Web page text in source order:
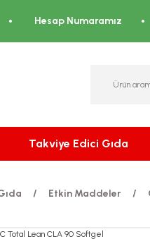
Hesap Numaramız
Takviye Edici Gıda
Etkin Maddeler